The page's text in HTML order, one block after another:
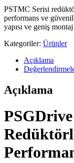
PSTMC Serisi
performans ve
yapısı ve geniş
Kategoriler: Ürünler
Açıklama
Açıklama